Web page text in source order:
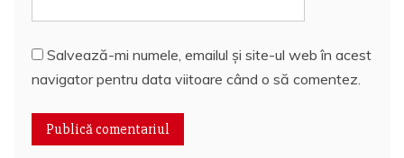
Salvează-mi numele, emailul și site-ul web în acest
navigator pentru data viitoare când o să comentez.